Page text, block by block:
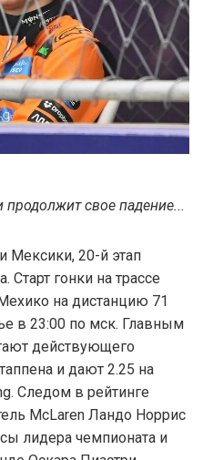
продолжит свое падение...
Мексики, 20-й этап
гонки на трассе
на дистанцию 71
в 23:00 по мск. Главным
действующего
и дают 2.25 на
Следом в рейтинге
McLaren Ландо Норрис
лидера чемпионата и